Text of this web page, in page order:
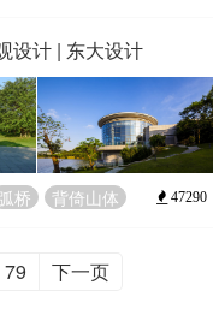
设计 | 东大设计
弧桥 背倚山体 47290
79 下一页